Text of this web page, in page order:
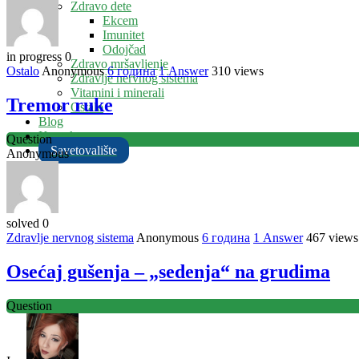
Zdravo dete
Ekcem
Imunitet
Odojčad
Zdravo mršavljenje
Zdravlje nervnog sistema
Vitamini i minerali
Ostalo
Blog
Kontakt
Savetovalište
in progress 0
Ostalo Anonymous 6 година 1Answer 310 views
Tremor ruke
Question
Anonymous
solved 0
Zdravlje nervnog sistema Anonymous 6 година 1 Answer 467 views
Osećaj gušenja – „sedenja“ na grudima
Question